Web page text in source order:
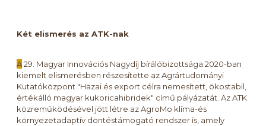
Két elismerés az ATK-nak
A29. Magyar Innovációs Nagydíj bírálóbizottsága 2020-ban
kiemelt elismerésben részesítette az Agrártudományi
Kutatóközpont "Hazai és export célra nemesített, ökostabil,
értékálló magyar kukoricahibridek" című pályázatát. Az ATK
közreműködésével jött létre az AgroMo klíma-és
környezetadaptív döntéstámogató rendszer is, amely